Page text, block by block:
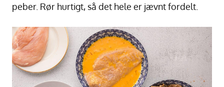
peber. Rør hurtigt, så det hele er jævnt fordelt.